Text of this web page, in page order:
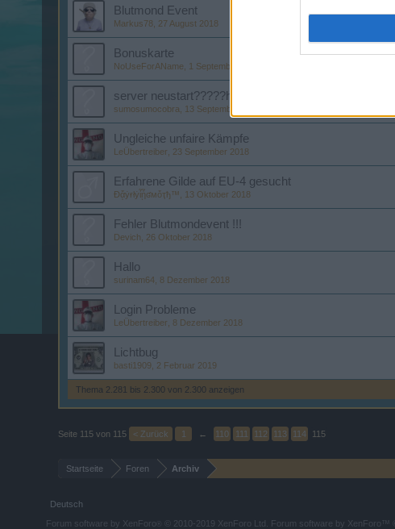
Blutmond Event
Markus78 27 August 2018
Bonuskarte
NoUseForAName 1 September 2018
server neustart?????heute
sumosumocobra 13 September 2018
Ungleiche unfaire Kämpfe
LeÜbertreiber 23 September 2018
Erfahrene Gilde auf EU-4 gesucht
Ɖᾄẏғłẏἷᾗʛмὄҭђ™ 13 Oktober 2018
Fehler Blutmondevent !!!
Devich 26 Oktober 2018
Hallo
surinam64 8 Dezember 2018
Login Probleme
LeÜbertreiber 8 Dezember 2018
Lichtbug
basti1909 2 Februar 2019
Thema 2.281 bis 2.300 von 2.300 anzeigen
Seite 115 von 115 < Zurück 1 ← 110 111 112 113 114 115
Startseite Foren Archiv
Deutsch
Forum software by XenForo © 2010-2019 XenForo Ltd. Forum software by XenForo™